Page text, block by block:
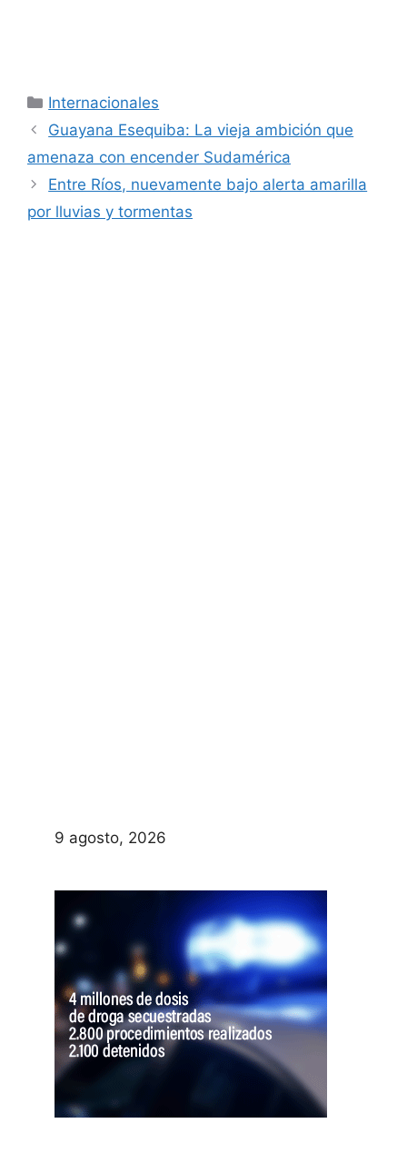
Categorías
Internacionales
Guayana Esequiba: La vieja ambición que
amenaza con encender Sudamérica
Entre Ríos, nuevamente bajo alerta amarilla
por lluvias y tormentas
9 agosto, 2026